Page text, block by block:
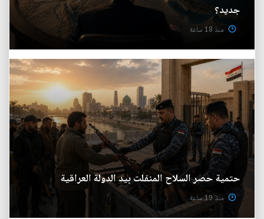
جديد؟
منذ 18 ساعة
حتمية حصر السلاح المنفلت بيد الدولة العراقية
منذ 19 ساعة